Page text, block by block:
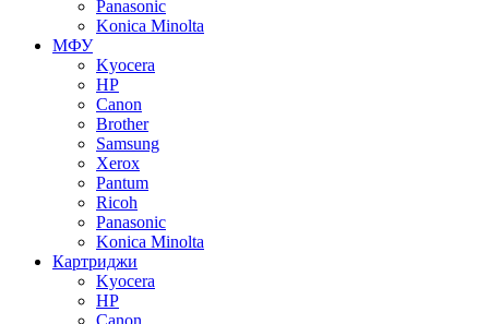
Panasonic
Konica Minolta
МФУ
Kyocera
HP
Canon
Brother
Samsung
Xerox
Pantum
Ricoh
Panasonic
Konica Minolta
Картриджи
Kyocera
HP
Canon